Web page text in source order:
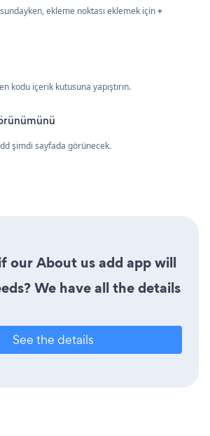
ekleme noktası eklemek için+
kodu içerik kutusuna yapıştırın.
şimdi sayfada görünecek.
our About us add app will
We have all the details
See the details